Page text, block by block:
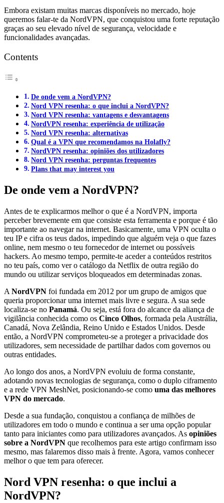
Embora existam muitas marcas disponíveis no mercado, hoje
queremos falar-te da NordVPN, que conquistou uma forte reputação
graças ao seu elevado nível de segurança, velocidade e
funcionalidades avançadas.
Contents
De onde vem a NordVPN?
Nord VPN resenha: o que inclui a NordVPN?
Nord VPN resenha: vantagens e desvantagens
NordVPN resenha: experiência de utilização
Nord VPN resenha: alternativas
Qual é a VPN que recomendamos na Holafly?
NordVPN resenha: opiniões dos utilizadores
Nord VPN resenha: perguntas frequentes
Plans that may interest you
De onde vem a NordVPN?
Antes de te explicarmos melhor o que é a NordVPN, importa
perceber brevemente em que consiste esta ferramenta e porque é tão
importante ao navegar na internet. Basicamente, uma VPN oculta o
teu IP e cifra os teus dados, impedindo que alguém veja o que fazes
online, nem mesmo o teu fornecedor de internet ou possíveis
hackers. Ao mesmo tempo, permite-te aceder a conteúdos restritos
no teu país, como ver o catálogo da Netflix de outra região do
mundo ou utilizar serviços bloqueados em determinadas zonas.
A NordVPN foi fundada em 2012 por um grupo de amigos que
queria proporcionar uma internet mais livre e segura. A sua sede
localiza-se no Panamá. Ou seja, está fora do alcance da aliança de
vigilância conhecida como os Cinco Olhos, formada pela Austrália,
Canadá, Nova Zelândia, Reino Unido e Estados Unidos. Desde
então, a NordVPN comprometeu-se a proteger a privacidade dos
utilizadores, sem necessidade de partilhar dados com governos ou
outras entidades.
Ao longo dos anos, a NordVPN evoluiu de forma constante,
adotando novas tecnologias de segurança, como o duplo ciframento
e a rede VPN MeshNet, posicionando-se como uma das melhores
VPN do mercado.
Desde a sua fundação, conquistou a confiança de milhões de
utilizadores em todo o mundo e continua a ser uma opção popular
tanto para iniciantes como para utilizadores avançados. As opiniões
sobre a NordVPN que recolhemos para este artigo confirmam isso
mesmo, mas falaremos disso mais à frente. Agora, vamos conhecer
melhor o que tem para oferecer.
Nord VPN resenha: o que inclui a
NordVPN?